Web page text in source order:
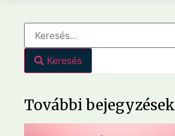
Keresés
További bejegyzések